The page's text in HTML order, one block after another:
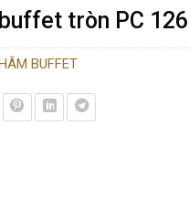
tròn PC
BUFFET